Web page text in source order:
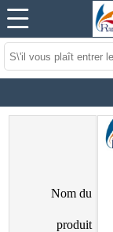
Nom du
produit